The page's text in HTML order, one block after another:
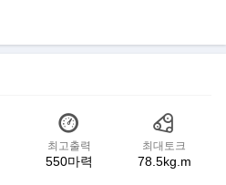
최고출력
550마력
최대토크
78.5kg.m